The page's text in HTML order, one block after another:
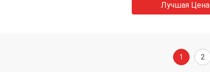
Лучшая Цена
1 2